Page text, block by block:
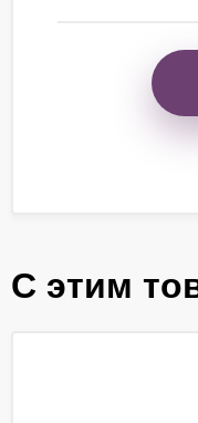
С этим